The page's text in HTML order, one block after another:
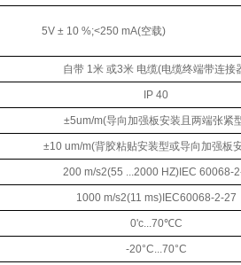
5V ± 10 %;<250 mA(空载)
自带 1米 或3米 电缆(电缆终端带连接
IP 40
±5um/m(导向加强板安装且两端张紧
±10 um/m(背胶粘贴安装型或导向加强板
200 m/s2(55 ...2000 HZ)IEC 60068-
1000 m/s2(11 ms)IEC60068-2-27
0'c...70℃C
-20°C...70°C